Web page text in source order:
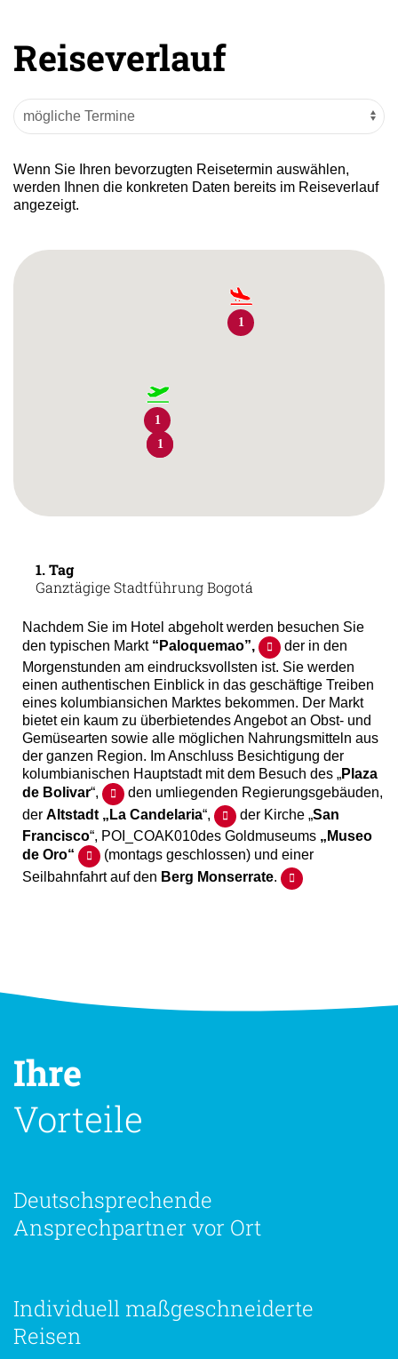
Reiseverlauf
Wenn Sie Ihren bevorzugten Reisetermin auswählen,
werden Ihnen die konkreten Daten bereits im Reiseverlauf
angezeigt.
1
11
1
1. Tag
Ganztägige Stadtführung Bogotá
Nachdem Sie im Hotel abgeholt werden besuchen Sie
den typischen Markt “Paloquemao”,
der in den
Morgenstunden am eindrucksvollsten ist. Sie werden
einen authentischen Einblick in das geschäftige Treiben
eines kolumbiansichen Marktes bekommen. Der Markt
bietet ein kaum zu überbietendes Angebot an Obst- und
Gemüsearten sowie alle möglichen Nahrungsmitteln aus
der ganzen Region. Im Anschluss Besichtigung der
kolumbianischen Hauptstadt mit dem Besuch des „Plaza
de Bolivar“,
den umliegenden Regierungsgebäuden,
der Altstadt „La Candelaria“, der Kirche „San
Francisco“, POI_COAK010des Goldmuseums „Museo
de Oro“
(montags geschlossen) und einer
Seilbahnfahrt auf den Berg Monserrate.
Ihre
Vorteile
Deutschsprechende
Ansprechpartner vor Ort
Individuell maßgeschneiderte
Reisen